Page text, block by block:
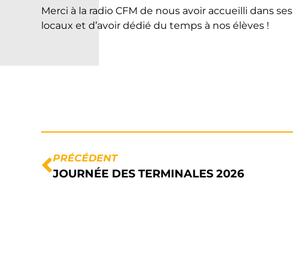
Merci à la radio CFM de nous avoir accueilli dans ses
locaux et d’avoir dédié du temps à nos élèves !
PRÉCÉDENT
JOURNÉE DES TERMINALES 2026